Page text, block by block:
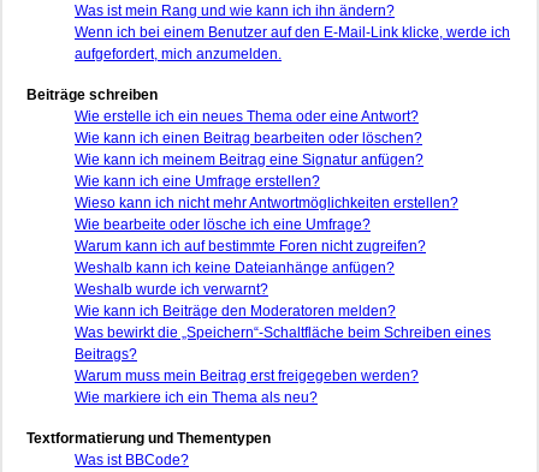
Was ist mein Rang und wie kann ich ihn ändern?
Wenn ich bei einem Benutzer auf den E-Mail-Link klicke, werde ich
aufgefordert, mich anzumelden.
Beiträge schreiben
Wie erstelle ich ein neues Thema oder eine Antwort?
Wie kann ich einen Beitrag bearbeiten oder löschen?
Wie kann ich meinem Beitrag eine Signatur anfügen?
Wie kann ich eine Umfrage erstellen?
Wieso kann ich nicht mehr Antwortmöglichkeiten erstellen?
Wie bearbeite oder lösche ich eine Umfrage?
Warum kann ich auf bestimmte Foren nicht zugreifen?
Weshalb kann ich keine Dateianhänge anfügen?
Weshalb wurde ich verwarnt?
Wie kann ich Beiträge den Moderatoren melden?
Was bewirkt die „Speichern“-Schaltfläche beim Schreiben eines
Beitrags?
Warum muss mein Beitrag erst freigegeben werden?
Wie markiere ich ein Thema als neu?
Textformatierung und Thementypen
Was ist BBCode?